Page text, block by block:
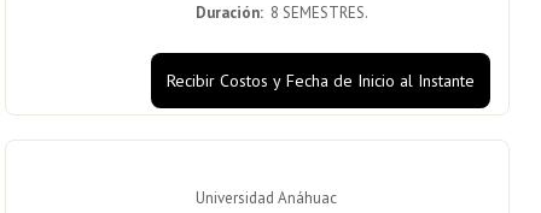
Duración:8 SEMESTRES.
Recibir Costos y Fecha de Inicio al Instante
Universidad Anáhuac